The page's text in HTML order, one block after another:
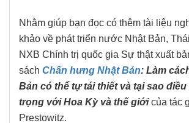
Nhằm giúp bạn đọc có thêm tài liệu
khảo về phát triển nước Nhật Bản,
NXB Chính trị quốc gia Sự thật xuất
sách Chấn hưng Nhật Bản: Làm
Bản có thể tự tái thiết và tại sao điều
trọng với Hoa Kỳ và thế giớicủa tác
Prestowitz.